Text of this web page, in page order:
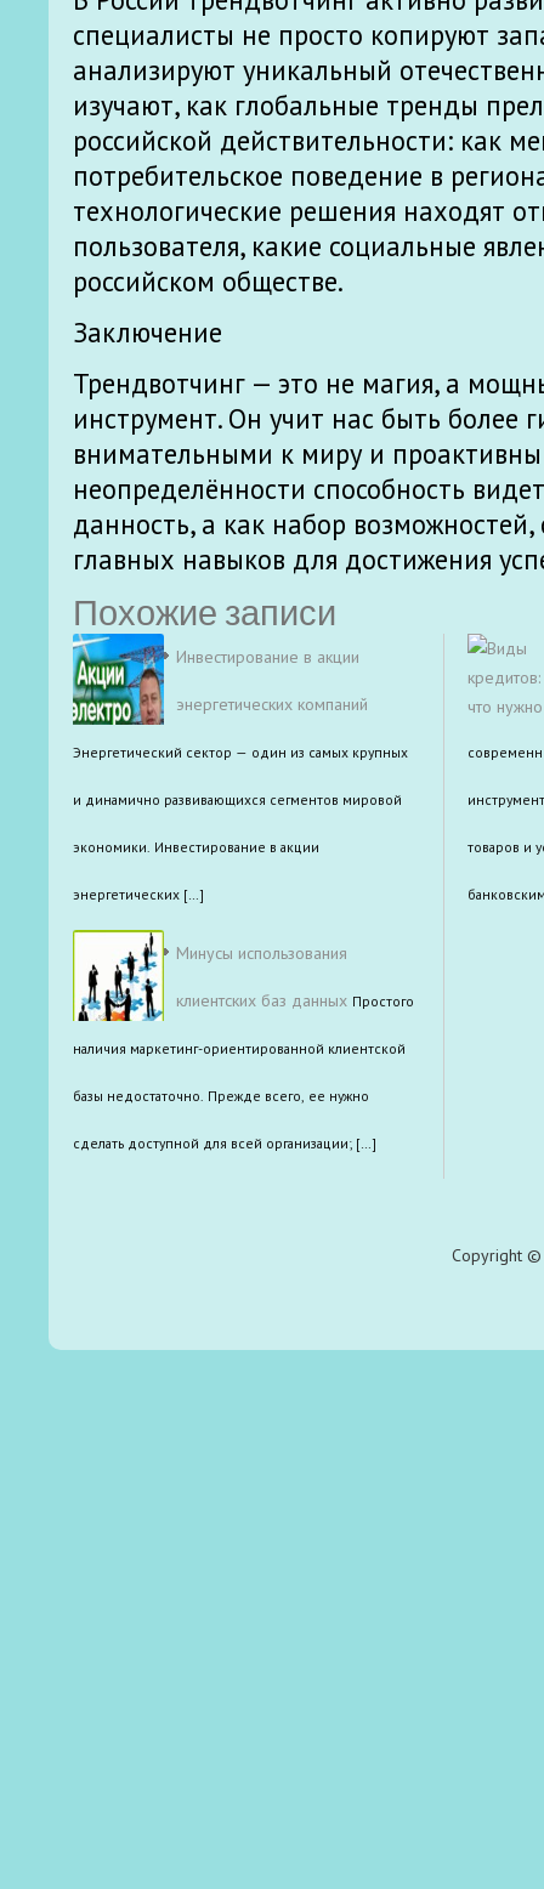
специалисты не просто копируют
анализируют уникальный
изучают, как глобальные тренды
российской действительности: как
потребительское поведение в
технологические решения находят
пользователя, какие социальные
российском обществе.
Заключение
Трендвотчинг — это не магия, а
инструмент. Он учит нас быть более
внимательными к миру и
неопределённости способность
данность, а как набор
главных навыков для достижения
Похожие записи
Инвестирование в акции
энергетических компаний
Энергетический сектор — один из самых крупных
и динамично развивающихся сегментов мировой
экономики. Инвестирование в акции
энергетических […]
Минусы использования
клиентских баз данных Простого
наличия маркетинг-ориентированной клиентской
базы недостаточно. Прежде всего, ее нужно
сделать доступной для всей организации; […]
товаров и
Copyright ©